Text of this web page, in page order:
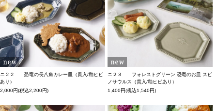
ニ２２ 恐竜の長八角カレー皿（貫入/釉ヒビ
あり）
2,000円(税込2,200円)
ニ２３ フォレストグリーン 恐竜のお皿 スピ
ノサウルス（貫入/釉ヒビあり）
1,400円(税込1,540円)